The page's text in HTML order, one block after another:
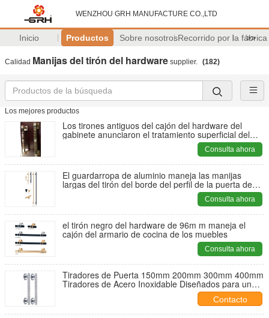
WENZHOU GRH MANUFACTURE CO.,LTD
Inicio Productos Sobre nosotrosRecorrido por la fábrica
>>
Calidad Manijas del tirón del hardware supplier. (182)
Los mejores productos
Los tirones antiguos del cajón del hardware del
gabinete anunciaron el tratamiento superficial del
Consulta ahora
El guardarropa de aluminio maneja las manijas
largas del tirón del borde del perfil de la puerta de
Consulta ahora
el tirón negro del hardware de 96m m maneja el
cajón del armario de cocina de los muebles
Consulta ahora
Tiradores de Puerta 150mm 200mm 300mm 400mm
Tiradores de Acero Inoxidable Diseñados para un
Agarre Mejorado y Durabilidad Duradera
Contacto